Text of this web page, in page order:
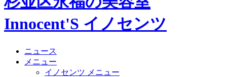
Innocent'S イノセンツ
ニュース
メニュー
イノセンツ メニュー